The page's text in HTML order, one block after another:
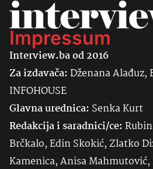
Impressum
Interview.ba od 2016
Za izdavača:Dženana Alađuz,
INFOHOUSE
Glavna urednica: SenkaKurt
Redakcija i saradnici/ce:
Brčkalo, Edin Skokić, Zlatko
Kamenica, Anisa Mahmutović,